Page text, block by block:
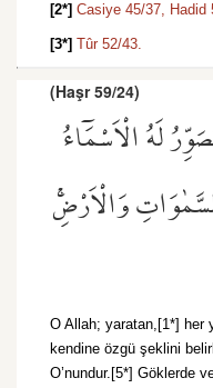
[2*] Casiye 45/37, Hadid
[3*] Tûr 52/43.
(Haşr 59/24)
لَهُ الْاَسْمَٓاءُ
وَالْاَرْضِۚ
O Allah; yaratan,[1*] her
kendine özgü şeklini
O’nundur.[5*] Göklerde